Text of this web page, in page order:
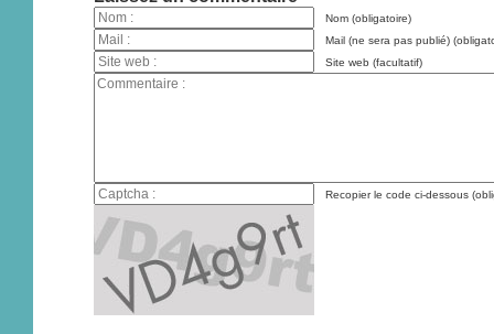
Nom (obligatoire)
Mail (ne sera pas publié)
Site web (facultatif)
Recopier le code ci-dessous